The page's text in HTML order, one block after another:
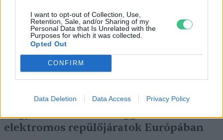
I want to opt-out of Collection, Use,
Retention, Sale, and/or Sharing of my
Personal Data that Is Unrelated with the
Purposes for which it was collected.
Opted Out
CONFIRM
Data Deletion Data Access Privacy Policy
Négy éven belül valósággá válhatnak az
elektromos repülőjáratok Európában